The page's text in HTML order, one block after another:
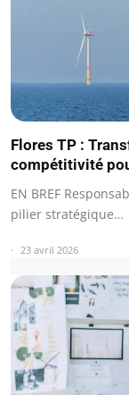
Flores TP :
compétitivité
EN BREF
pilier stratégique…
23 avril 2026